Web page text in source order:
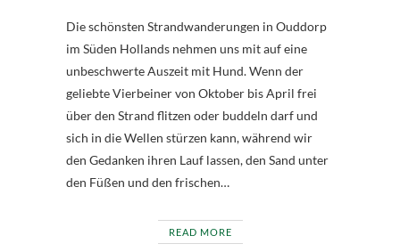
Die schönsten Strandwanderungen in Ouddorp
im Süden Hollands nehmen uns mit auf eine
unbeschwerte Auszeit mit Hund. Wenn der
geliebte Vierbeiner von Oktober bis April frei
über den Strand flitzen oder buddeln darf und
sich in die Wellen stürzen kann, während wir
den Gedanken ihren Lauf lassen, den Sand unter
den Füßen und den frischen…
READ MORE